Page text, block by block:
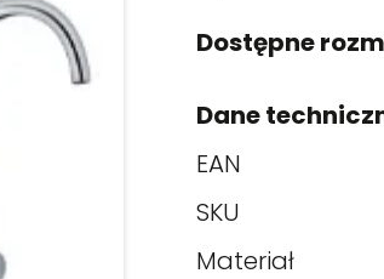
Dostępne
Dane
EAN
SKU
Materiał